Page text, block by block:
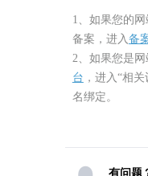
1、如果您的
备案，进入备
2、如果您是
台 ，进入“相
名绑定。
有问题